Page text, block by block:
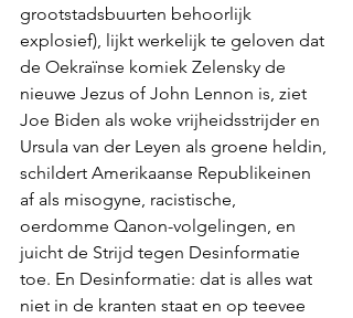
grootstadsbuurten behoorlijk
explosief), lijkt werkelijk te geloven dat
de Oekraïnse komiek Zelensky de
nieuwe Jezus of John Lennon is, ziet
Joe Biden als woke vrijheidsstrijder en
Ursula van der Leyen als groene heldin,
schildert Amerikaanse Republikeinen
af als misogyne, racistische,
oerdomme Qanon-volgelingen, en
juicht de Strijd tegen Desinformatie
toe. En Desinformatie: dat is alles wat
niet in de kranten staat en op teevee